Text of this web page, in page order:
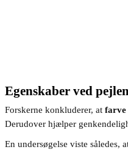
Egenskaber ved
Forskerne konkluderer, at farve
Derudover hjælper
En undersøgelse viste